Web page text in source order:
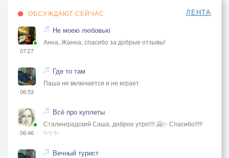
ОБСУЖДАЮТ СЕЙЧАС ЛЕНТА
07:27
Не моею любовью
Анна, Жанна, спасибо за добрые отзывы!
06:53
Где то там
Паша не включается и не играет
06:46
Всё про куплеты
Сталинградский Саша, доброе утро!!!! 🤗✨ Спасибо!!!!!
✨✨✨
Вечный турист